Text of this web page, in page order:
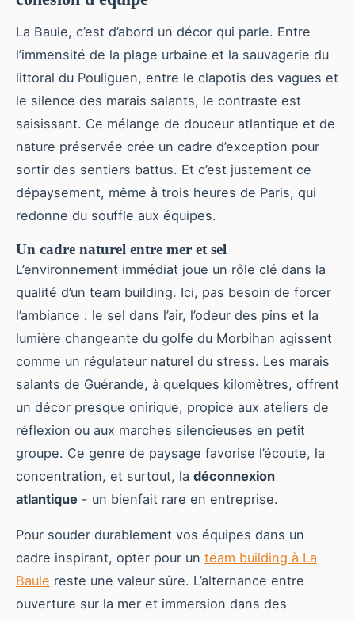
La Baule, c’est d’abord un décor qui parle. Entre
l’immensité de la plage urbaine et la sauvagerie du
littoral du Pouliguen, entre le clapotis des vagues et
le silence des marais salants, le contraste est
saisissant. Ce mélange de douceur atlantique et de
nature préservée crée un cadre d’exception pour
sortir des sentiers battus. Et c’est justement ce
dépaysement, même à trois heures de Paris, qui
redonne du souffle aux équipes.
Un cadre naturel entre mer et sel
L’environnement immédiat joue un rôle clé dans la
qualité d’un team building. Ici, pas besoin de forcer
l’ambiance : le sel dans l’air, l’odeur des pins et la
lumière changeante du golfe du Morbihan agissent
comme un régulateur naturel du stress. Les marais
salants de Guérande, à quelques kilomètres, offrent
un décor presque onirique, propice aux ateliers de
réflexion ou aux marches silencieuses en petit
groupe. Ce genre de paysage favorise l’écoute, la
concentration, et surtout, la déconnexion
atlantique - un bienfait rare en entreprise.
Pour souder durablement vos équipes dans un
cadre inspirant, opter pour un team building à La
Baule reste une valeur sûre. L’alternance entre
ouverture sur la mer et immersion dans des